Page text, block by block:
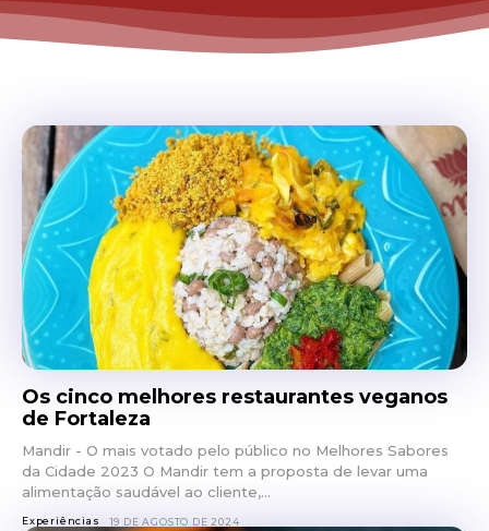
Os cinco melhores restaurantes veganos
de Fortaleza
Mandir - O mais votado pelo público no Melhores Sabores
da Cidade 2023 O Mandir tem a proposta de levar uma
alimentação saudável ao cliente,...
Experiências 19 DE AGOSTO DE 2024